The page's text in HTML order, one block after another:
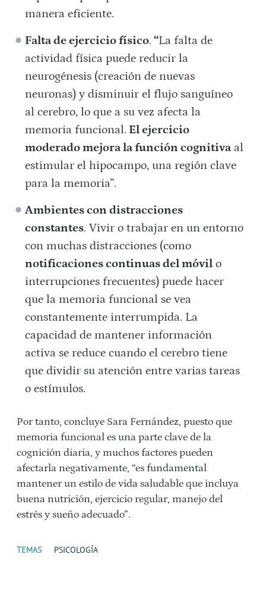
manera eficiente.
Falta de ejercicio físico. “La falta de
actividad física puede reducir la
neurogénesis (creación de nuevas
neuronas) y disminuir el flujo sanguíneo
al cerebro, lo que a su vez afecta la
memoria funcional. El ejercicio
moderado mejora la función cognitiva al
estimular el hipocampo, una región clave
para la memoria​”.
Ambientes con distracciones
constantes. Vivir o trabajar en un entorno
con muchas distracciones (como
notificaciones continuas del móvil o
interrupciones frecuentes) puede hacer
que la memoria funcional se vea
constantemente interrumpida. La
capacidad de mantener información
activa se reduce cuando el cerebro tiene
que dividir su atención entre varias tareas
o estímulos.
Por tanto, concluye Sara Fernández, puesto que
memoria funcional es una parte clave de la
cognición diaria, y muchos factores pueden
afectarla negativamente, “es fundamental
mantener un estilo de vida saludable que incluya
buena nutrición, ejercicio regular, manejo del
estrés y sueño adecuado”.
TEMAS PSICOLOGÍA